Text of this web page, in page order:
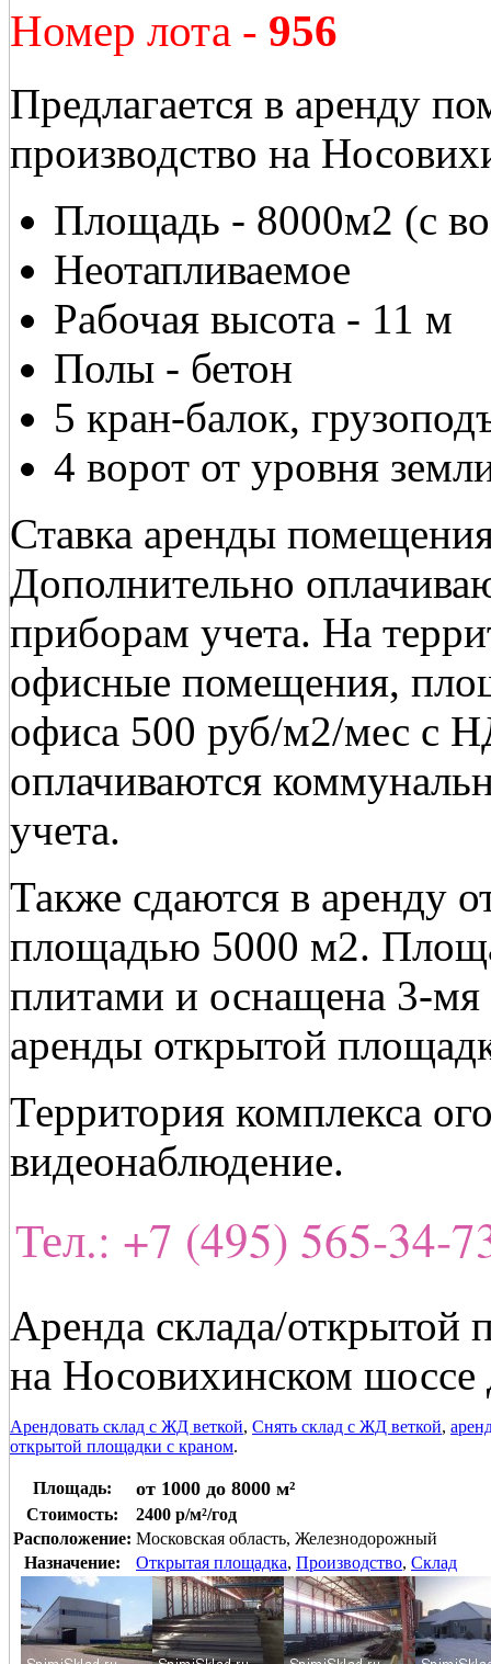
Номер лота - 956
Предлагается в аренду
производство на
Площадь - 8000м2 (с
Неотапливаемое
Рабочая высота - 11 м
Полы - бетон
5 кран-балок,
4 ворот от уровня
Ставка аренды
Дополнительно
приборам учета. На
офисные помещения,
офиса 500 руб/м2/мес с
оплачиваются
учета.
Также сдаются в аренду
площадью 5000 м2.
плитами и оснащена 3-
аренды открытой
Территория комплекса
видеонаблюдение.
Тел.: +7 (495) 565-34-
Аренда склада/открытой
на Носовихинском
Арендовать склад с ЖД веткой, Снять склад с ЖД веткой,
открытой площадки с краном.
Площадь: от 1000 до 8000 м²
Стоимость:
2400 р/м²/год
Расположение: Московская область, Железнодорожный
Назначение:
Открытая площадка, Производство, Склад